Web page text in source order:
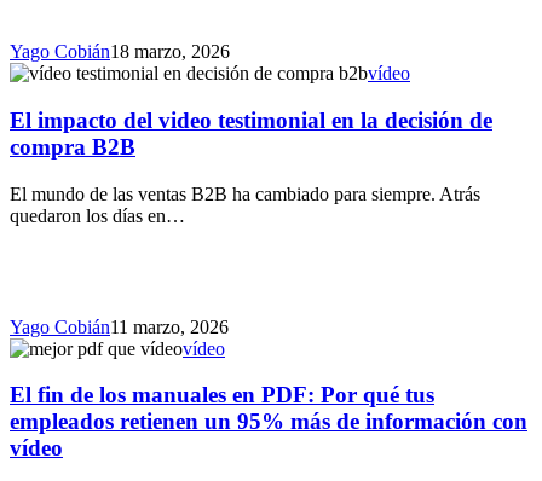
Yago Cobián18 marzo, 2026
vídeo
El impacto del video testimonial en la decisión de
compra B2B
El mundo de las ventas B2B ha cambiado para siempre. Atrás
quedaron los días en…
Yago Cobián11 marzo, 2026
vídeo
El fin de los manuales en PDF: Por qué tus
empleados retienen un 95% más de información con
vídeo